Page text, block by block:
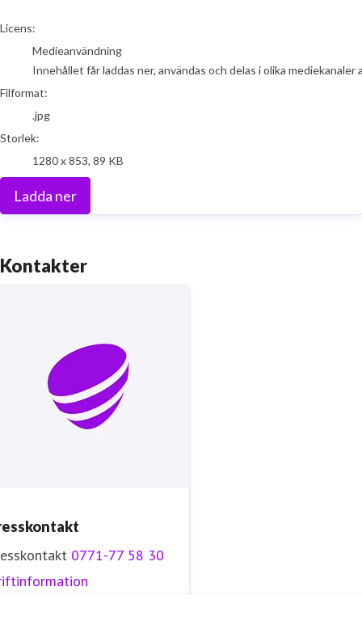
go to media item
Licens:
Medieanvändning
Innehållet får laddas ner, användas och delas i olika
Filformat:
.jpg
Storlek:
1280 x 853, 89 KB
Ladda ner
Kontakter
0771-77 58 30